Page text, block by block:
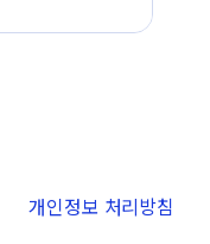
개인정보 처리방침